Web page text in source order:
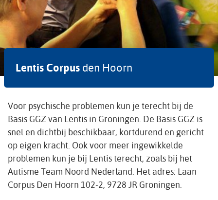
Lentis Corpus den Hoorn
Voor psychische problemen kun je terecht bij de
Basis GGZ van Lentis in Groningen. De Basis GGZ is
snel en dichtbij beschikbaar, kortdurend en gericht
op eigen kracht. Ook voor meer ingewikkelde
problemen kun je bij Lentis terecht, zoals bij het
Autisme Team Noord Nederland. Het adres: Laan
Corpus Den Hoorn 102-2, 9728 JR Groningen.